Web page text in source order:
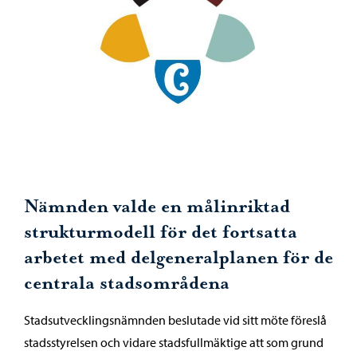
Nämnden valde en målinriktad
strukturmodell för det fortsatta
arbetet med delgeneralplanen för de
centrala stadsområdena
Stadsutvecklingsnämnden beslutade vid sitt möte föreslå
stadsstyrelsen och vidare stadsfullmäktige att som grund